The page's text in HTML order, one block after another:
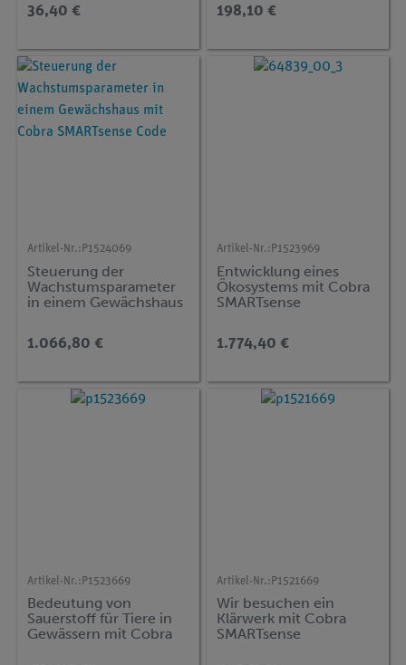
36,40 € 198,10 €
Artikel-Nr.: P1524069
Steuerung der
Wachstumsparameter
in einem Gewächshaus
Code
1.066,80 €
Artikel-Nr.: P1523969
Entwicklung eines
Ökosystems mit Cobra
SMARTsense
1.774,40 €
Artikel-Nr.: P1523669
Bedeutung von
Sauerstoff für Tiere in
Gewässern mit Cobra
Artikel-Nr.: P1521669
Wir besuchen ein
Klärwerk mit Cobra
SMARTsense